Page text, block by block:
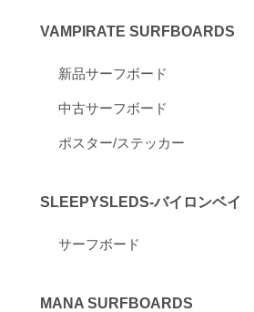
VAMPIRATE SURFBOARDS
新品サーフボード
中古サーフボード
ポスター/ステッカー
SLEEPYSLEDS-バイロンベイ
サーフボード
MANA SURFBOARDS